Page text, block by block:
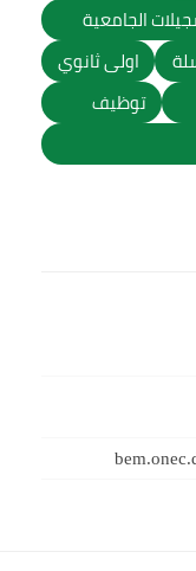
الجامعية
اولى ثانوي
توظيف